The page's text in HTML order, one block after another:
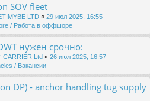
SOV fleet
LTD « 29 июл 2025, 16:55
/ Работа в оффшоре
нужен срочно:
CARRIER Ltd « 26 июл 2025, 16:57
/ Вакансии
DP) - anchor handling tug supply